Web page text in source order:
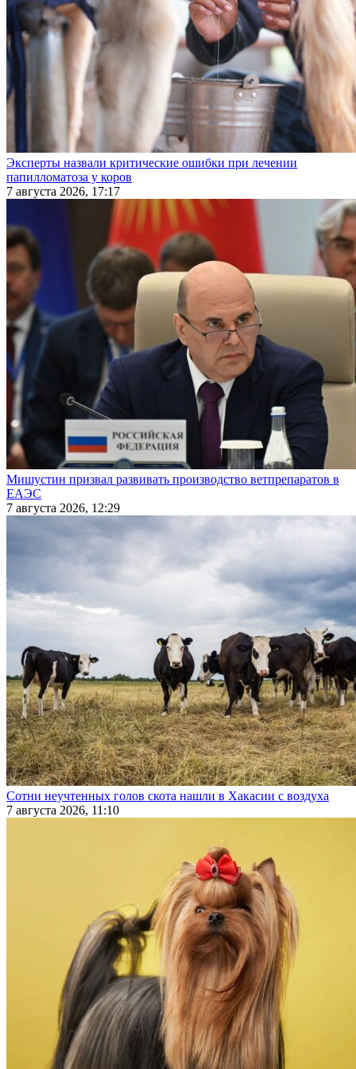
Эксперты назвали критические ошибки при лечении
папилломатоза у коров
7 августа 2026, 17:17
Мишустин призвал развивать производство ветпрепаратов в
ЕАЭС
7 августа 2026, 12:29
Сотни неучтенных голов скота нашли в Хакасии с воздуха
7 августа 2026, 11:10